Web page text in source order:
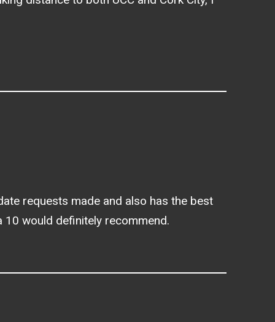
requests made and also has the best
would definitely recommend.